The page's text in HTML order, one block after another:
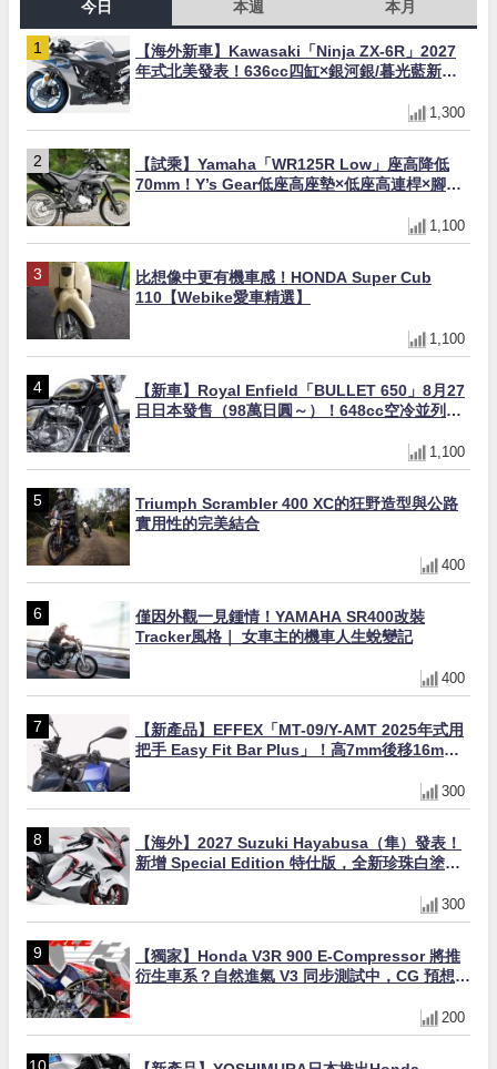
今日 本週 本月
【海外新車】Kawasaki「Ninja ZX-6R」2027
年式北美發表！636cc四缸×銀河銀/暮光藍新色
1,300
【試乘】Yamaha「WR125R Low」座高降低
70mm！Y’s Gear低座高座墊×低座高連桿×腳踏
1,100
比想像中更有機車感！HONDA Super Cub
110【Webike愛車精選】
1,100
【新車】Royal Enfield「BULLET 650」8月27
日日本發售（98萬日圓～）！648cc空冷並列雙
1,100
Triumph Scrambler 400 XC的狂野造型與公路
實用性的完美結合
400
僅因外觀一見鍾情！YAMAHA SR400改裝
Tracker風格｜ 女車主的機車人生蛻變記
400
【新產品】EFFEX「MT-09/Y-AMT 2025年式用
把手 Easy Fit Bar Plus」！高7mm後移16mm
300
【海外】2027 Suzuki Hayabusa（隼）發表！
新增 Special Edition 特仕版，全新珍珠白塗裝
300
【獨家】Honda V3R 900 E-Compressor 將推
衍生車系？自然進氣 V3 同步測試中，CG 預想曝
200